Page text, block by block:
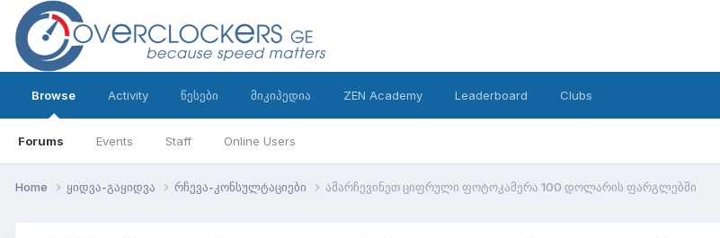
Browse
Forums Events Staff Online Users
Activity წესები მიკიპედია ZEN Academy Leaderboard Clubs
Home ყიდვა-გაყიდვა რჩევა-კონსულტაციები ამარჩევინეთ ციფრული ფოტოკამერა 100 დოლარის ფარგლებში